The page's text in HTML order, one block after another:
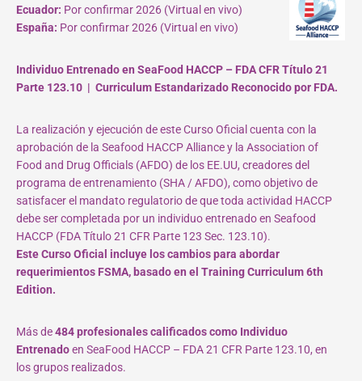
Ecuador: Por confirmar 2026 (Virtual en vivo)
España: Por confirmar 2026 (Virtual en vivo)
Individuo Entrenado en SeaFood HACCP – FDA CFR Título 21
Parte 123.10 | Curriculum Estandarizado Reconocido por FDA.
La realización y ejecución de este Curso Oficial cuenta con la
aprobación de la Seafood HACCP Alliance y la Association of
Food and Drug Officials (AFDO) de los EE.UU, creadores del
programa de entrenamiento (SHA / AFDO), como objetivo de
satisfacer el mandato regulatorio de que toda actividad HACCP
debe ser completada por un individuo entrenado en Seafood
HACCP (FDA Título 21 CFR Parte 123 Sec. 123.10).
Este Curso Oficial incluye los cambios para abordar
requerimientos FSMA, basado en el Training Curriculum 6th
Edition.
Más de484 profesionales calificados como Individuo
Entrenadoen SeaFood HACCP – FDA 21 CFR Parte 123.10, en
los grupos realizados.